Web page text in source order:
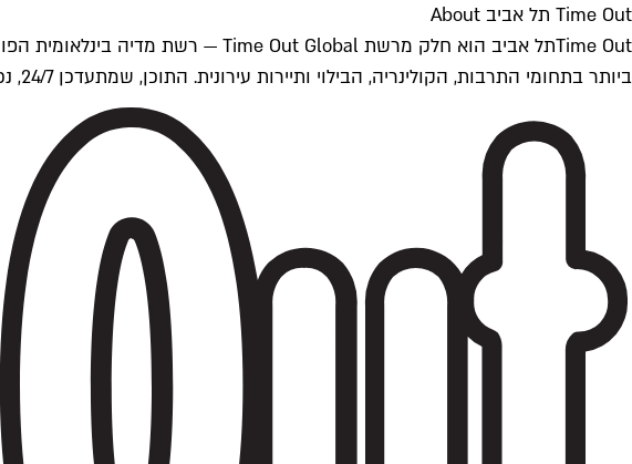
Time Out תל אביב About
ביותר בתחומי התרבות, הקולינריה, הבילוי ותיירות עירונית. התוכן, שמתעדכן 24/7, נכתב ונערך על ידי צוות עיתונאים מקצועי מקומי בישראל, בהתאם לסטנדרטים של Time Out העולמית.